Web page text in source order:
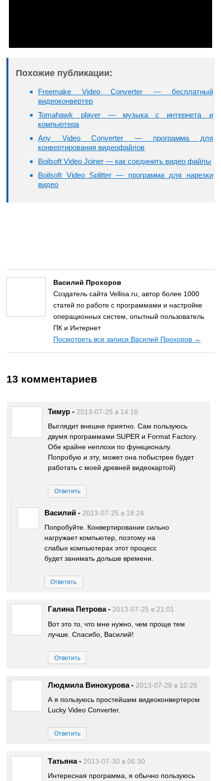
Похожие публикации:
Freemake Video Converter — бесплатный
видеоконвертер
Tomahawk player — музыка с интернета и
компьютера
Any Video Converter — программа для
конвертирования видеофайлов
Boilsoft Video Joiner — как соединить видео файлы
Boilsoft Video Splitter — программа для нарезки
видео
Василий Прохоров
Создатель сайта Vellisa.ru, автор более 1000
статей по работе с программами и настройке
операционных систем, опытный пользователь
ПК и Интернет
Посмотреть все записи Василий Прохоров →
13 комментариев
Тимур - 2013-07-25 в 14:18
Выглядит внешне приятно. Сам пользуюсь
двумя программами SUPER и Format Factory.
Обе крайне неплохи по функционалу.
Попробую и эту, может она побыстрее будет
работать с моей древней видеокартой)
Ответить
Василий - 2013-07-25 в 18:24
Попробуйте. Конвертирование сильно
нагружает компьютер, поэтому на
слабых компьютерах этот процесс
будет занимать дольше времени.
Ответить
Галина Петрова - 2013-07-25 в 21:01
Вот это то, что мне нужно, чем проще тем
лучше. Спасибо, Василий!
Ответить
Людмила Винокурова - 2013-07-28 в 10:25
А я пользуюсь простейшим видеоконвертером
Lucky Video Converter.
Ответить
Татьяна - 2013-07-30 в 06:30
Интересная программа, я обычно пользуюсь